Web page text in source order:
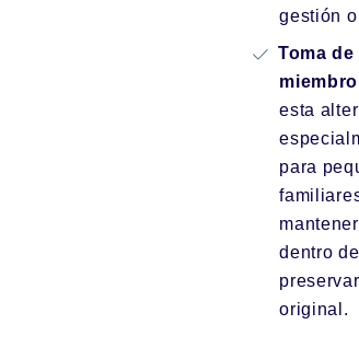
gestión
Toma
esta
para
dentro
original.